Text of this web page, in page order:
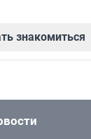
знакомиться